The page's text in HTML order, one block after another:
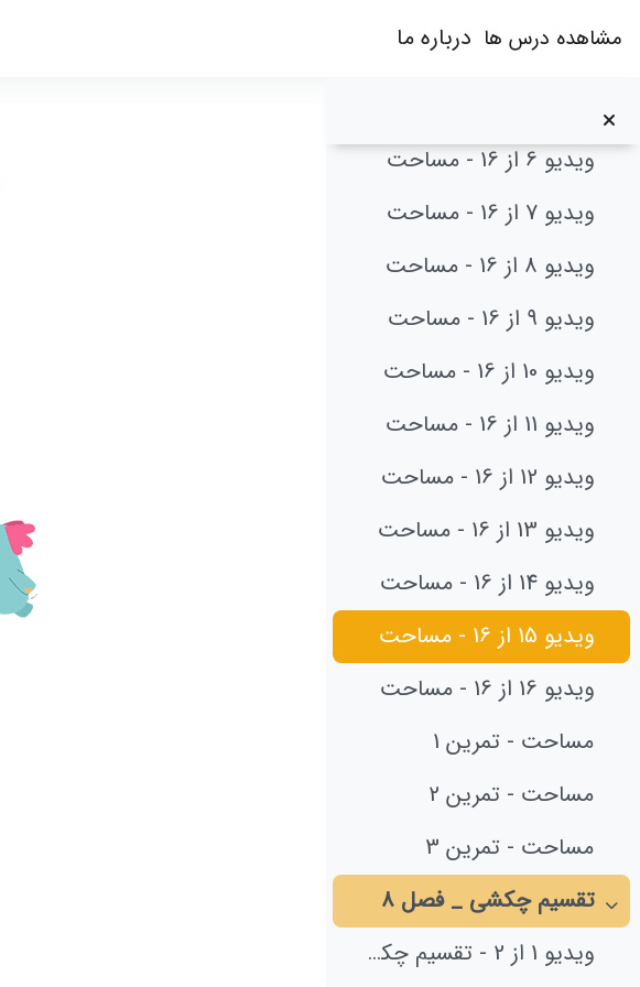
مشاهده درس ها درباره ما
ویدیو 4 از 16 - مساحت
ویدیو 6 از 16 - مساحت
ویدیو 7 از 16 - مساحت
ویدیو 8 از 16 - مساحت
ویدیو 9 از 16 - مساحت
ویدیو 10 از 16 - مساحت
ویدیو 11 از 16 - مساحت
ویدیو 12 از 16 - مساحت
ویدیو 13 از 16 - مساحت
ویدیو 14 از 16 - مساحت
ویدیو 15 از 16 - مساحت
ویدیو 16 از 16 - مساحت
مساحت - تمرین 1
مساحت - تمرین 2
مساحت - تمرین 3
جمع‌کردن
تقسیم چکشی _ فصل 8
ویدیو 1 از 2 - تقسیم چکشی